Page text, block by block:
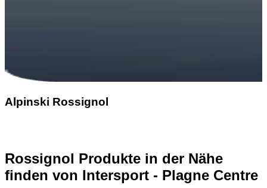
Alpinski Rossignol
Rossignol Produkte in der Nähe
finden von Intersport - Plagne Centre